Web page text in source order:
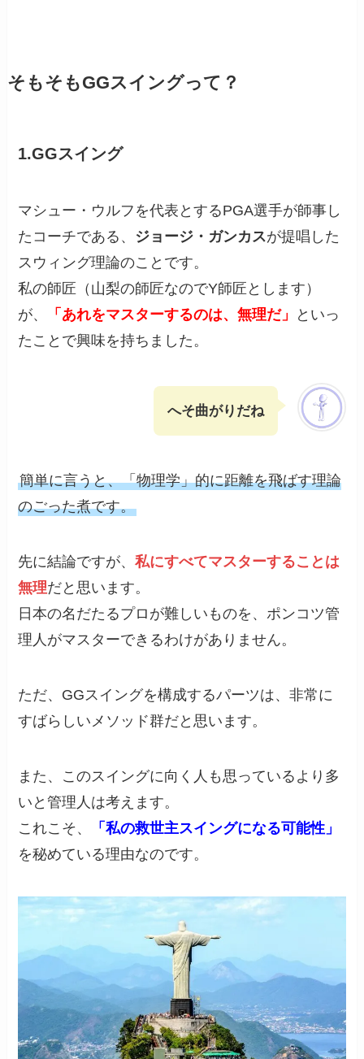
そもそもGGスイングって？
1.GGスイング
マシュー・ウルフを代表とするPGA選手が師事し
たコーチである、 ジョージ・ガンカスが提唱した
スウィング理論のことです。
私の師匠（山梨の師匠なのでY師匠とします）
が、
「あれをマスターするのは、無理だ」
といっ
たことで興味を持ちました。
へそ曲がりだね
簡単に言うと、「物理学」的に距離を飛ばす理論
のごった煮です。
先に結論ですが、私にすべてマスターすることは
無理だと思います。
日本の名だたるプロが難しいものを、ポンコツ管
理人がマスターできるわけがありません。
ただ、GGスイングを構成するパーツは、非常に
すばらしいメソッド群だと思います。
また、このスイングに向く人も思っているより多
いと管理人は考えます。
これこそ、
「私の救世主スイングになる可能性」
を秘めている理由なのです。